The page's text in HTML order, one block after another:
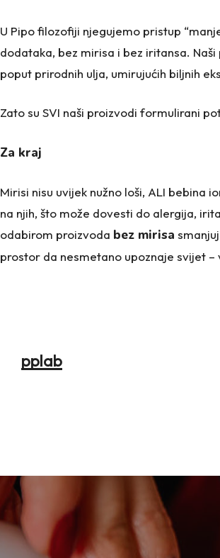
U Pipo filozofiji njegujemo pristup
dodataka, bez mirisa i bez iritansa.
poput prirodnih ulja, umirujućih biljnih
Zato su SVI naši proizvodi formulirani
Za kraj
Mirisi nisu uvijek nužno loši, ALI bebina
na njih, što može dovesti do alergija,
odabirom proizvoda bez mirisa
prostor da nesmetano upoznaje svijet
pplab